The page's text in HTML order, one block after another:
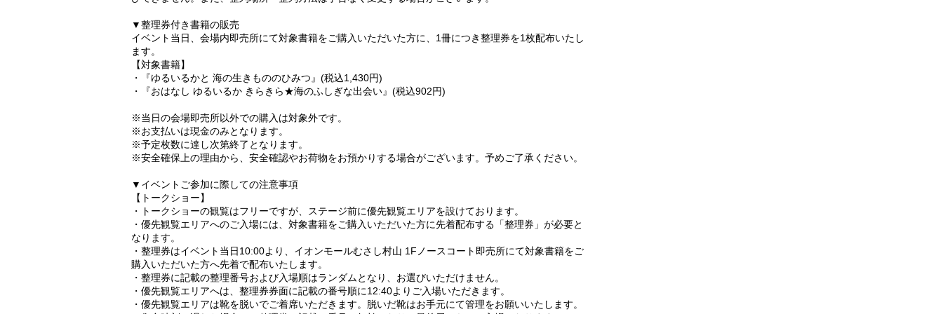
▼整理券付き書籍の販売
イベント当日、会場内即売所にて対象書籍をご購入いただいた方に、1冊につき整理券を1枚配布いたし
ます。
【対象書籍】
・『ゆるいるかと 海の生きもののひみつ』(税込1,430円)
・『おはなし ゆるいるか きらきら★海のふしぎな出会い』(税込902円)
※当日の会場即売所以外での購入は対象外です。
※お支払いは現金のみとなります。
※予定枚数に達し次第終了となります。
※安全確保上の理由から、安全確認やお荷物をお預かりする場合がございます。予めご了承ください。
▼イベントご参加に際しての注意事項
【トークショー】
・トークショーの観覧はフリーですが、ステージ前に優先観覧エリアを設けております。
・優先観覧エリアへのご入場には、対象書籍をご購入いただいた方に先着配布する「整理券」が必要と
なります。
・整理券はイベント当日10:00より、イオンモールむさし村山 1Fノースコート即売所にて対象書籍をご
購入いただいた方へ先着で配布いたします。
・整理券に記載の整理番号および入場順はランダムとなり、お選びいただけません。
・優先観覧エリアへは、整理券券面に記載の番号順に12:40よりご入場いただきます。
・優先観覧エリアは靴を脱いでご着席いただきます。脱いだ靴はお手元にて管理をお願いいたします。